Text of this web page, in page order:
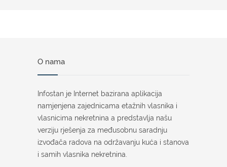
O nama
Infostan je Internet bazirana aplikacija
namjenjena zajednicama etažnih vlasnika i
vlasnicima nekretnina a predstavlja našu
verziju rješenja za međusobnu saradnju
izvođača radova na održavanju kuća i stanova
i samih vlasnika nekretnina.